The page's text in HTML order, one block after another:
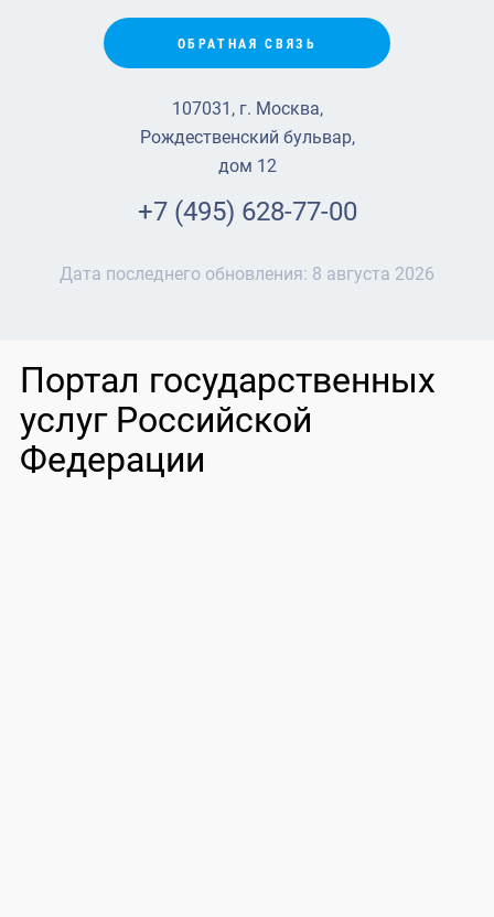
ОБРАТНАЯ СВЯЗЬ
107031, г. Москва,
Рождественский бульвар,
дом 12
+7 (495) 628-77-00
Дата последнего обновления: 8 августа 2026
Портал государственных
услуг Российской
Федерации